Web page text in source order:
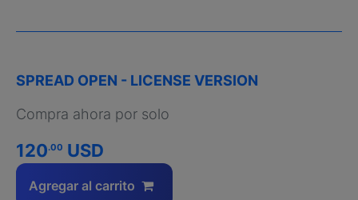
SPREAD OPEN - LICENSE VERSION
Compra ahora por solo
120.00 USD
Agregar al carrito